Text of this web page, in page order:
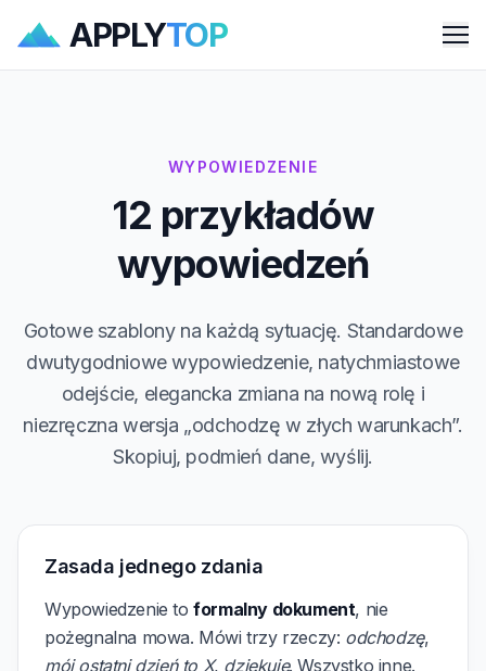
APPLYTOP
WYPOWIEDZENIE
12 przykładów
wypowiedzeń
Gotowe szablony na każdą sytuację. Standardowe
dwutygodniowe wypowiedzenie, natychmiastowe
odejście, elegancka zmiana na nową rolę i
niezręczna wersja „odchodzę w złych warunkach”.
Skopiuj, podmień dane, wyślij.
Zasada jednego zdania
Wypowiedzenie toformalny dokument, nie
pożegnalna mowa. Mówi trzy rzeczy: odchodzę,
mój ostatni dzień to X, dziękuję. Wszystko inne.